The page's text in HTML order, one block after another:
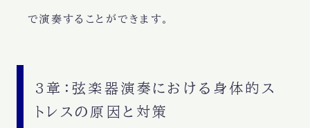
で演奏することができます。
3章：弦楽器演奏における身体的ス
トレスの原因と対策